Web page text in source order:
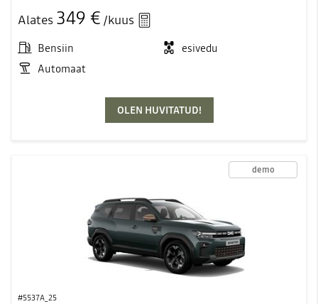
Alates 349 € /kuus
Bensiin
esivedu
Automaat
OLEN HUVITATUD!
demo
#5537A_25